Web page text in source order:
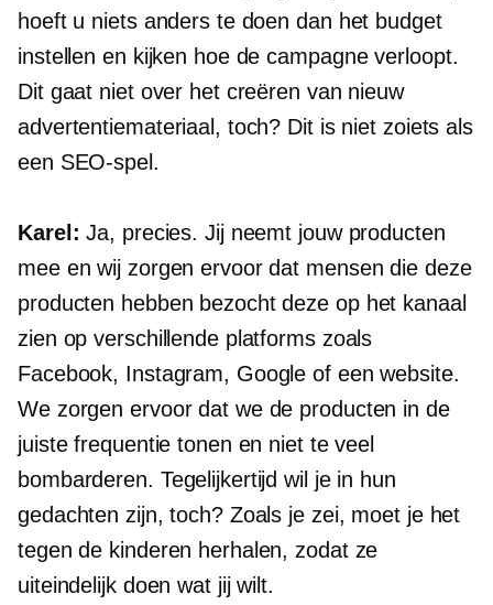
hoeft u niets anders te doen dan het budget
instellen en kijken hoe de campagne verloopt.
Dit gaat niet over het creëren van nieuw
advertentiemateriaal, toch? Dit is niet zoiets als
een SEO-spel.
Karel: Ja, precies. Jij neemt jouw producten
mee en wij zorgen ervoor dat mensen die deze
producten hebben bezocht deze op het kanaal
zien op verschillende platforms zoals
Facebook, Instagram, Google of een website.
We zorgen ervoor dat we de producten in de
juiste frequentie tonen en niet te veel
bombarderen. Tegelijkertijd wil je in hun
gedachten zijn, toch? Zoals je zei, moet je het
tegen de kinderen herhalen, zodat ze
uiteindelijk doen wat jij wilt.